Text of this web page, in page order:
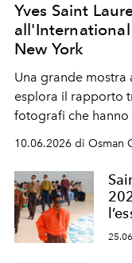
Yves Saint
New York
Una grande mostra
esplora il rapporto
fotografi che
10.06.2026 di Osman